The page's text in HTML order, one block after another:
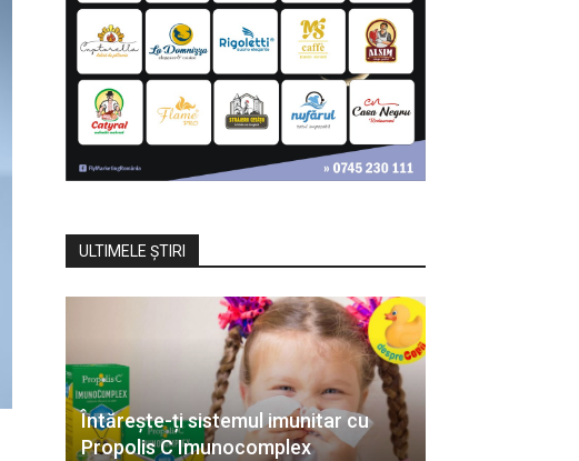
ULTIMELE ŞTIRI
Întărește-ți sistemul imunitar cu
Propolis C Imunocomplex